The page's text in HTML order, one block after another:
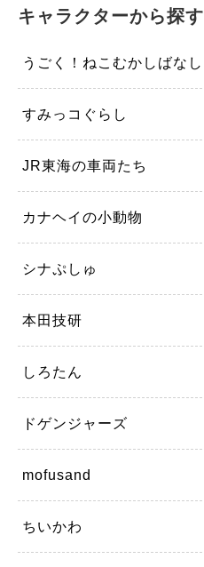
キャラクターから探す
うごく！ねこむかしばなし
すみっコぐらし
JR東海の車両たち
カナヘイの小動物
シナぷしゅ
本田技研
しろたん
ドゲンジャーズ
mofusand
ちいかわ